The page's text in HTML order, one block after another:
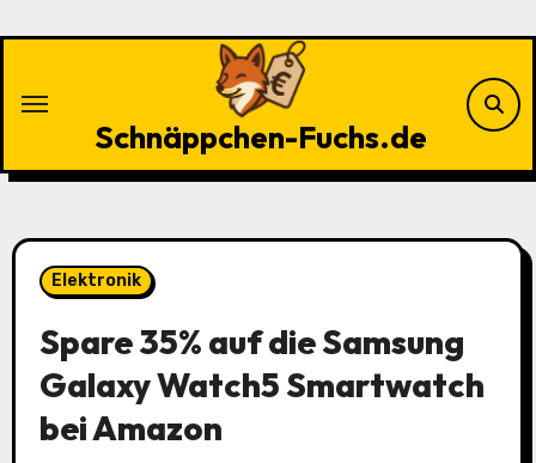
Schnäppchen-Fuchs.de
Elektronik
Spare 35% auf die Samsung
Galaxy Watch5 Smartwatch
bei Amazon